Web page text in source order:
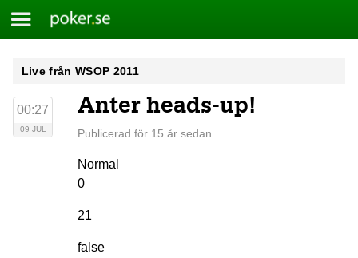
Skip
content
Meny
Poker.se
Live från WSOP 2011
00:27
09 JUL
Anter heads-up!
Publicerad för 15 år sedan
Normal
0
21
false